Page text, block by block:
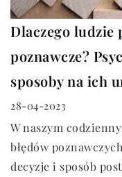
Dlaczego ludzie
poznawcze?
sposoby na ich
28-04-2023
W naszym
błędów
decyzje i sposób